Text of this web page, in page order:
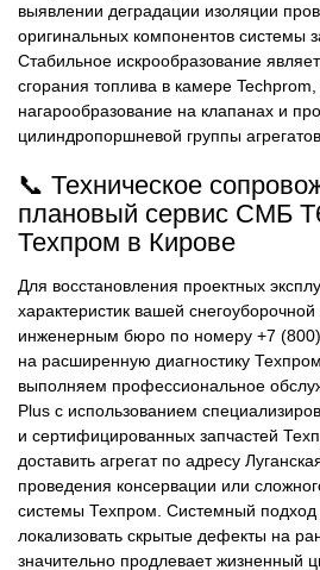
выявлении деградации изоляции
оригинальных компонентов системы
Стабильное искрообразование
сгорания топлива в камере
нагарообразование на клапанах и
цилиндропоршневой группы
📞 Техническое
плановый сервис СМБ
Техпром в Кирове
Для восстановления проектных
характеристик вашей снегоуборочной
инженерным бюро по номеру +7
на расширенную диагностику
выполняем профессиональное
Plus с использованием
и сертифицированных запчастей
доставить агрегат по адресу
проведения консервации или
системы Техпром. Системный подход
локализовать скрытые дефекты на
значительно продлевает жизненный